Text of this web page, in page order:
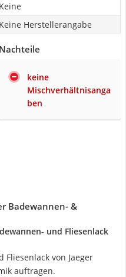
Keine
Keine Herstellerangabe
Nachteile
keine
Mischverhältnisanga
ben
Badewannen- &
und Fliesenlack
von Jaeger
auftragen.